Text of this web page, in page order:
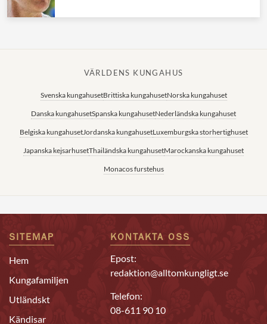
VÄRLDENS KUNGAHUS
Svenska kungahusetBrittiska kungahusetNorska kungahuset
Danska kungahusetSpanska kungahusetNederländska kungahuset
Belgiska kungahusetJordanska kungahusetLuxemburgska storhertighuset
Japanska kejsarhusetThailändska kungahusetMarockanska kungahuset
Monacos furstehus
SITEMAP
Hem
Kungafamiljen
Utländskt
Kändisar
KONTAKTA OSS
Epost:
redaktion@alltomkungligt.se
Telefon:
08-611 90 10